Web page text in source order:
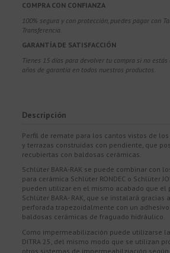
COMPRA CON CONFIANZA
100% segura y con protección, puedes pagar con
Transferencia.
GARANTÍA DE SATISFACCIÓN
Tienes 15 días para devolver tu compra si no
años de garantía en todos nuestros productos.
Descripción
Perfil de remate para los cantos vistos de
y terrazas construidas con pendiente, que
recubiertas con baldosas cerámicas.
Schlüter BARA-RAK se puede combinar con
para cerámica Schlüter RONDEC o Schlüter
pueden utilizar en el mismo acabado que el
Schlüter BARA- RAK, que se instalará gracias
perforada trapezoidalmente con un
baldosas cerámicas de fraguado hidráulico.
Como impermeabilización puede utilizarse
DITRA 25, del mismo modo que se utilizan
otros sistemas de impermeabilziación según